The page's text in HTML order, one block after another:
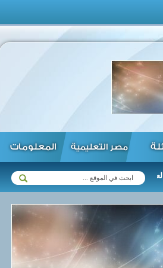
مصر التعليمية المعلومات
زيمبابوي في مختلف المجالات ...